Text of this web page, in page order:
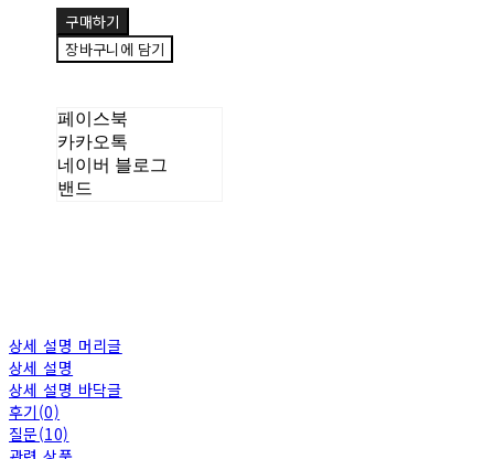
구매하기
장바구니에 담기
페이스북
카카오톡
네이버 블로그
밴드
상세 설명 머리글
상세 설명
상세 설명 바닥글
후기(0)
질문(10)